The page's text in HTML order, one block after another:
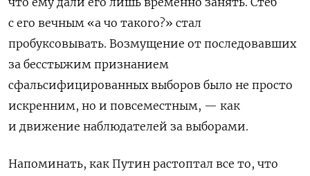
с его вечным «а чо такого?» стал
пробуксовывать. Возмущение от последовавших
за бесстыжим признанием
сфальсифицированных выборов было не просто
искренним, но и повсеместным, — как
и движение наблюдателей за выборами.
Напоминать, как Путин растоптал все то, что